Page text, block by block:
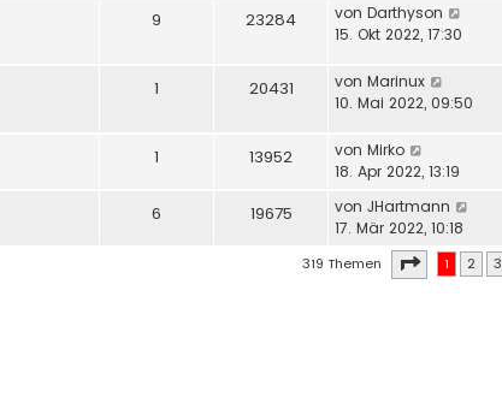
9 23284 von Darthyson
15. Okt 2022, 17:30
1 20431 von Marinux
10. Mai 2022, 09:50
1 13952 von Mirko
18. Apr 2022, 13:19
6 19675 von JHartmann
17. Mär 2022, 10:18
319 Themen Seite von13
1 2 3